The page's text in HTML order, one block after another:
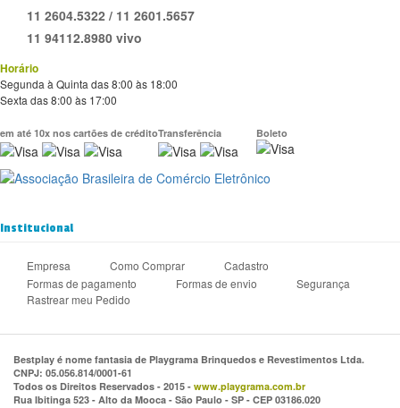
11 2604.5322 / 11 2601.5657
11 94112.8980 vivo
Horário
Segunda à Quinta das 8:00 às 18:00
Sexta das 8:00 às 17:00
em até 10x nos cartões de créditoTransferência Boleto
Institucional
Empresa Como Comprar
Cadastro
Formas de pagamento
Formas de envio
Segurança
Rastrear meu Pedido
Bestplay é nome fantasia de Playgrama Brinquedos e Revestimentos Ltda.
CNPJ: 05.056.814/0001-61
Todos os Direitos Reservados - 2015 - www.playgrama.com.br
Rua Ibitinga 523 - Alto da Mooca - São Paulo - SP - CEP 03186.020